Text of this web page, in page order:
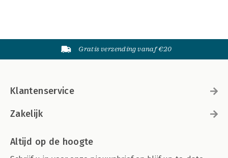
Gratis verzending vanaf €20
Klantenservice
Zakelijk
Altijd op de hoogte